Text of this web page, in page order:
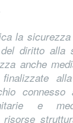
la
diritto alla
anche
connesso
e